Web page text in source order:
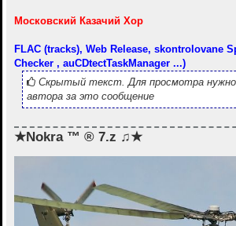
Московский Казачий Хор
FLAC (tracks), Web Release, skontrolovane
Checker , auCDtectTaskManager ...)
Скрытый текст. Для просмотра нужно
автора за это сообщение
★Nokra ™ ® 7.z ♫★